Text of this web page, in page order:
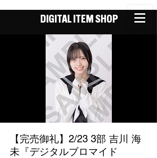
DIGITAL ITEM SHOP
【完売御礼】2/23 3部 吉川 海
未『デジタルブロマイド